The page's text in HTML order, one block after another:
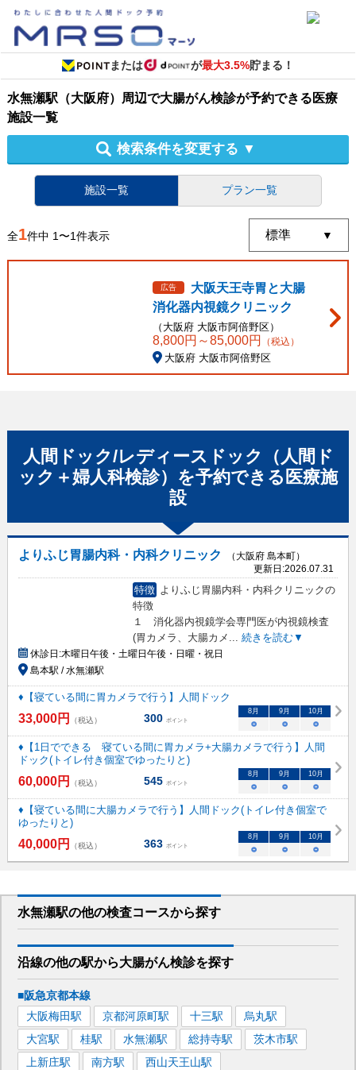
または が最大3.5%貯まる！
水無瀬駅（大阪府）周辺で大腸がん検診が予約できる医療
施設一覧
検索条件を変更する ▼
施設一覧 プラン一覧
全1件中 1〜1件表示
広告
大阪天王寺胃と大腸
消化器内視鏡クリニック
（ 大阪府 大阪市阿倍野区）
8,800円～85,000円 （税込）
大阪府 大阪市阿倍野区
人間ドック/レディースドック（人間ド
ック＋婦人科検診） を予約できる 医療施
設
よりふじ胃腸内科・内科クリニック
（大阪府 島本町）
更新日:2026.07.31
特徴 よりふじ胃腸内科・内科クリニックの
特徴
１ 消化器内視鏡学会専門医が内視鏡検査
(胃カメラ、大腸カメ ... 続きを読む▼
休診日:木曜日午後・土曜日午後・日曜・祝日
島本駅 / 水無瀬駅
♦【寝ている間に胃カメラで行う】人間ドック
33,000円 （税込） 300 ポイント
8月 9月 10月
○ ○ ○
♦【1日でできる 寝ている間に胃カメラ+大腸カメラで行う】人間
ドック(トイレ付き個室でゆったりと)
60,000円 （税込） 545 ポイント
8月 9月 10月
○ ○ ○
♦【寝ている間に大腸カメラで行う】人間ドック(トイレ付き個室で
ゆったりと)
40,000円 （税込） 363 ポイント
8月 9月 10月
○ ○ ○
水無瀬駅の他の検査コースから探す
沿線の他の駅から大腸がん検診を探す
■阪急京都本線
大阪梅田駅 京都河原町駅 十三駅 烏丸駅
大宮駅 桂駅 水無瀬駅 総持寺駅 茨木市駅
上新庄駅 南方駅 西山天王山駅